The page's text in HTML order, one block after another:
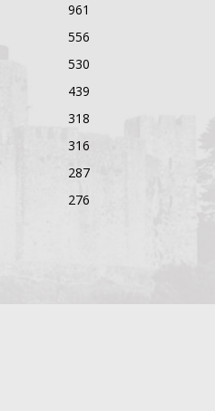
961
556
530
439
318
316
287
276